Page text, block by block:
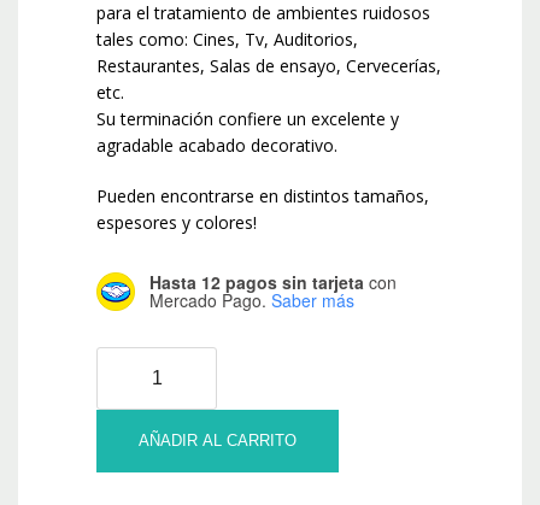
para el tratamiento de ambientes ruidosos
tales como: Cines, Tv, Auditorios,
Restaurantes, Salas de ensayo, Cervecerías,
etc.
Su terminación confiere un excelente y
agradable acabado decorativo.
Pueden encontrarse en distintos tamaños,
espesores y colores!
Hasta 12 pagos sin tarjeta con
Mercado Pago. Saber más
U
PanelAÑADIR AL CARRITO